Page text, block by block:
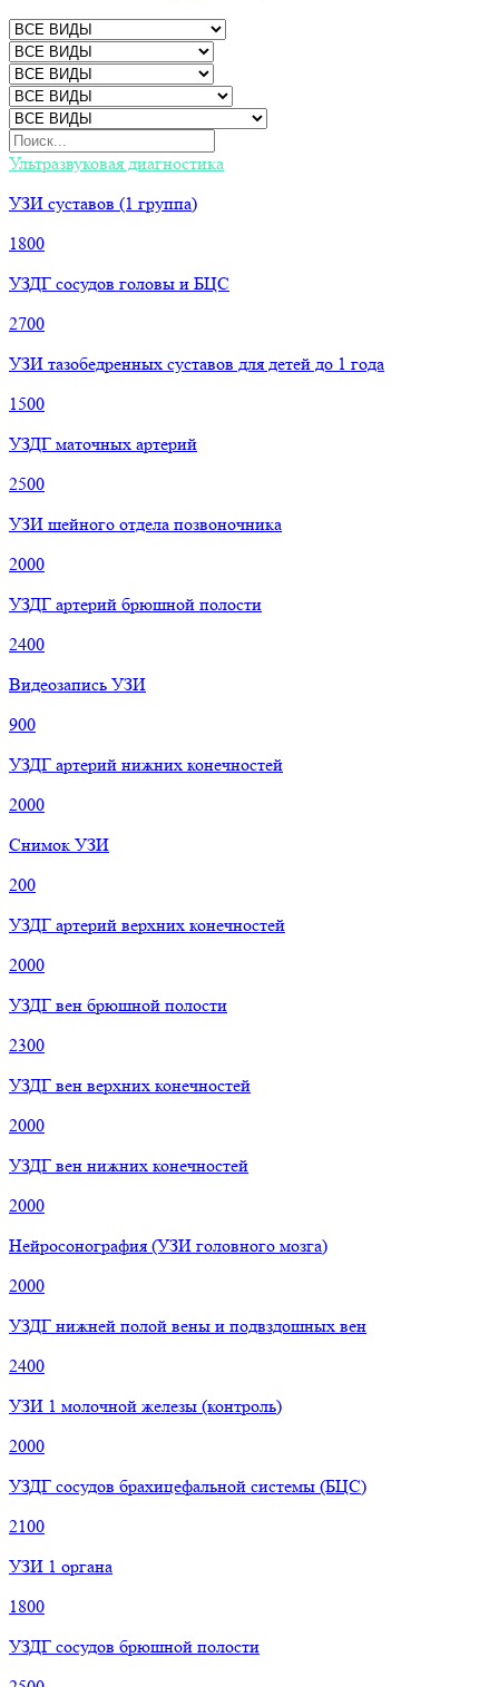
Ультразвуковая диагностика
УЗИ суставов (1 группа)
1800
УЗДГ сосудов головы и БЦС
2700
УЗИ тазобедренных суставов для детей до 1 года
1500
УЗДГ маточных артерий
2500
УЗИ шейного отдела позвоночника
2000
УЗДГ артерий брюшной полости
2400
Видеозапись УЗИ
900
УЗДГ артерий нижних конечностей
2000
Снимок УЗИ
200
УЗДГ артерий верхних конечностей
2000
УЗДГ вен брюшной полости
2300
УЗДГ вен верхних конечностей
2000
УЗДГ вен нижних конечностей
2000
Нейросонография (УЗИ головного мозга)
2000
УЗДГ нижней полой вены и подвздошных вен
2400
УЗИ 1 молочной железы (контроль)
2000
УЗДГ сосудов брахицефальной системы (БЦС)
2100
УЗИ 1 органа
1800
УЗДГ сосудов брюшной полости